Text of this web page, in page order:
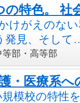
の特色。 社
けがえのな
発見、そし
部・高等部
・医療系へ
規模校の特性